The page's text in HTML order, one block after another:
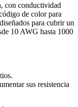
con conductividad
de color para
para cubrir un
10 AWG hasta 1000
sus resistencia